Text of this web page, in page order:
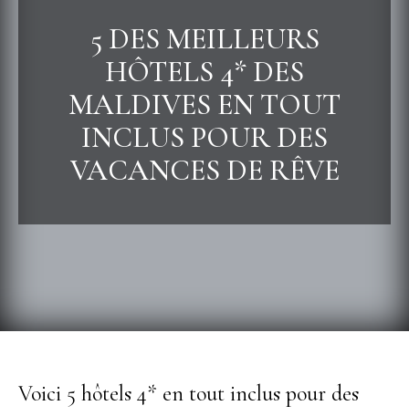
5 DES MEILLEURS
HÔTELS 4* DES
MALDIVES EN TOUT
INCLUS POUR DES
VACANCES DE RÊVE
Voici 5 hôtels 4* en tout inclus pour des